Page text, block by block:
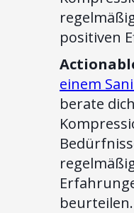
positiven
einem
berate
beurteilen.